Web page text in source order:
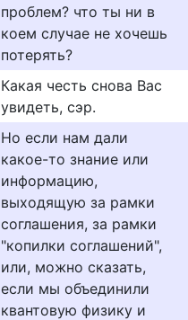
проблем? что ты ни в
коем случае не хочешь
потерять?
Какая честь снова Вас
увидеть, сэр.
Но если нам дали
какое-то знание или
информацию,
выходящую за рамки
соглашения, за рамки
"копилки соглашений",
или, можно сказать,
если мы объединили
квантовую физику и